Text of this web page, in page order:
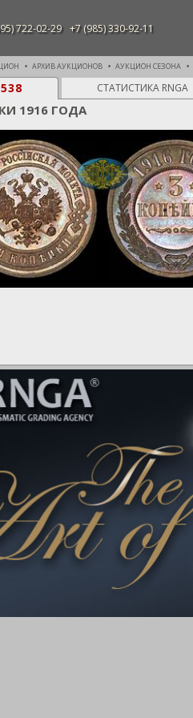
722-02-29 +7 (985) 330-92-11
АРХИВ АУКЦИОНОВ АУКЦИОН СЕЗОНА
СТАТИСТИКА RNGA
1916 ГОДА